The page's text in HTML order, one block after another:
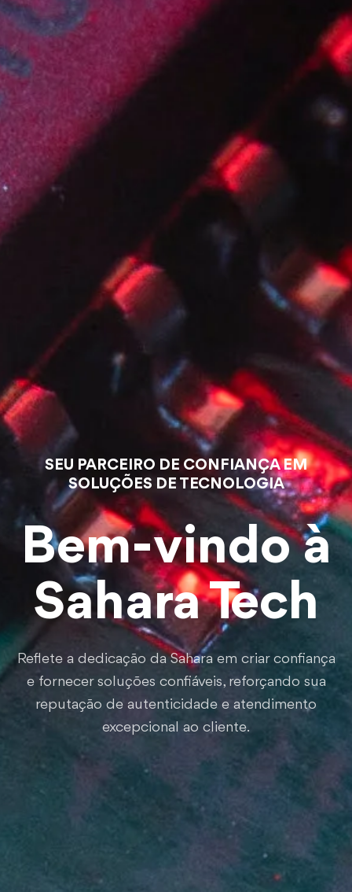
SEU PARCEIRO DE CONFIANÇA EM
SOLUÇÕES DE TECNOLOGIA
Bem-vindo à
Sahara Tech
Reflete a dedicação da Sahara em criar confiança
e fornecer soluções confiáveis, reforçando sua
reputação de autenticidade e atendimento
excepcional ao cliente.